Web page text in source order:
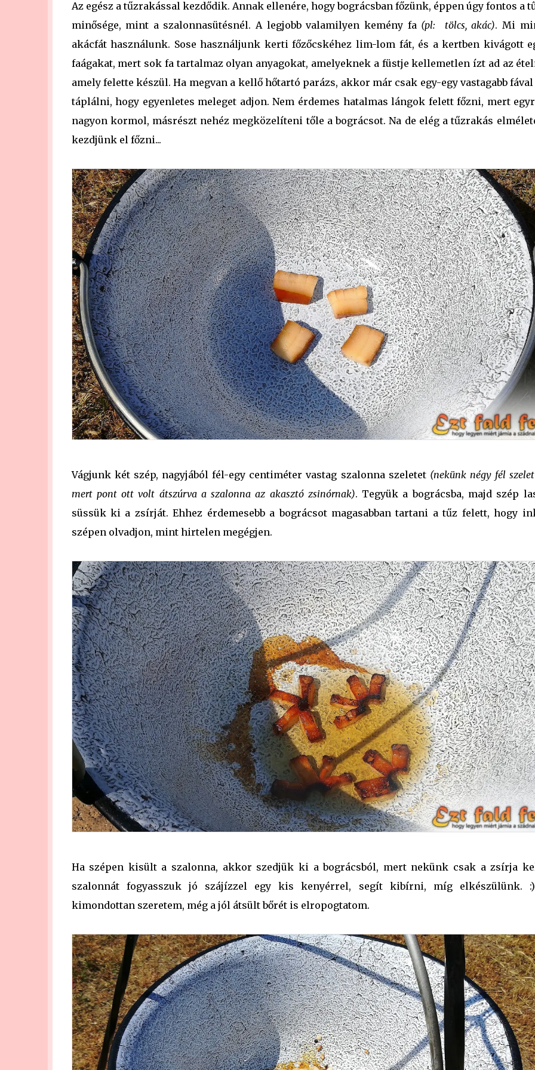
Az egész a tűzrakással kezdődik. Annak ellenére, hogy bográcsban főzünk, éppen úgy fontos a
minősége, mint a szalonnasütésnél. A legjobb valamilyen kemény fa (pl: tölcs, akác). Mi
akácfát használunk. Sose használjunk kerti főzőcskéhez lim-lom fát, és a kertben kivágott
faágakat, mert sok fa tartalmaz olyan anyagokat, amelyeknek a füstje kellemetlen ízt ad az
amely felette készül. Ha megvan a kellő hőtartó parázs, akkor már csak egy-egy vastagabb
táplálni, hogy egyenletes meleget adjon. Nem érdemes hatalmas lángok felett főzni, mert
nagyon kormol, másrészt nehéz megközelíteni tőle a bográcsot. Na de elég a tűzrakás
kezdjünk el főzni...
Vágjunk két szép, nagyjából fél-egy centiméter vastag szalonna szeletet (nekünk négy fél
mert pont ott volt átszúrva a szalonna az akasztó zsinórnak). Tegyük a bográcsba, majd szép
süssük ki a zsírját. Ehhez érdemesebb a bográcsot magasabban tartani a tűz felett, hogy
szépen olvadjon, mint hirtelen megégjen.
Ha szépen kisült a szalonna, akkor szedjük ki a bográcsból, mert nekünk csak a zsírja
szalonnát fogyasszuk jó szájízzel egy kis kenyérrel, segít kibírni, míg elkészülünk.
kimondottan szeretem, még a jól átsült bőrét is elropogtatom.